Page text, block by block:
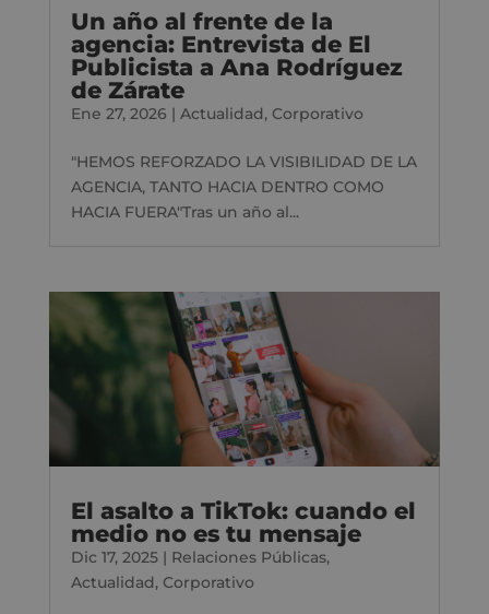
Un año al frente de la
agencia: Entrevista de El
Publicista a Ana Rodríguez
de Zárate
Ene 27, 2026 | Actualidad, Corporativo
"HEMOS REFORZADO LA VISIBILIDAD DE LA
AGENCIA, TANTO HACIA DENTRO COMO
HACIA FUERA"Tras un año al...
El asalto a TikTok: cuando el
medio no es tu mensaje
Dic 17, 2025| Relaciones Públicas,
Actualidad, Corporativo